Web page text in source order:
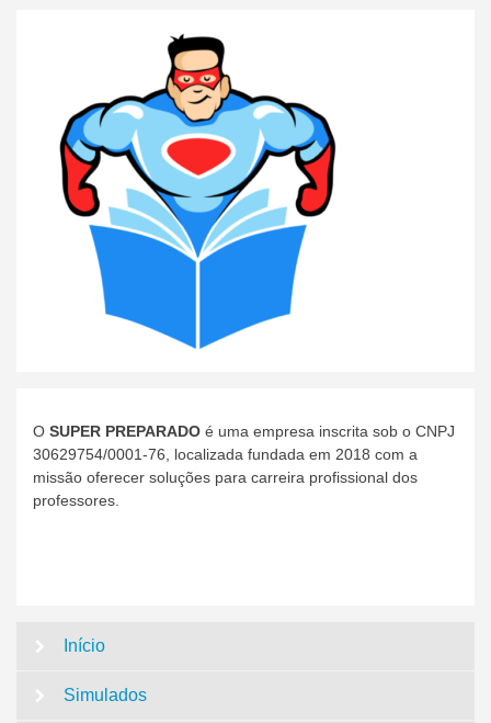
O SUPER PREPARADO é uma empresa inscrita sob o CNPJ
30629754/0001-76, localizada fundada em 2018 com a
missão oferecer soluções para carreira profissional dos
professores.
Início
Simulados